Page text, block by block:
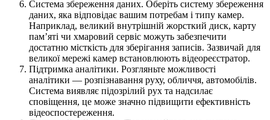
Система збереження даних. Оберіть систему збереження
даних, яка відповідає вашим потребам і типу камер.
Наприклад, великий внутрішній жорсткий диск, карту
пам’яті чи хмаровий сервіс можуть забезпечити
достатню місткість для зберігання записів. Зазвичай для
великої мережі камер встановлюють відеореєстратор.
Підтримка аналітики. Розгляньте можливості
аналітики — розпізнавання руху, обличчя, автомобілів.
Система виявляє підозрілий рух та надсилає
сповіщення, це може значно підвищити ефективність
відеоспостереження.